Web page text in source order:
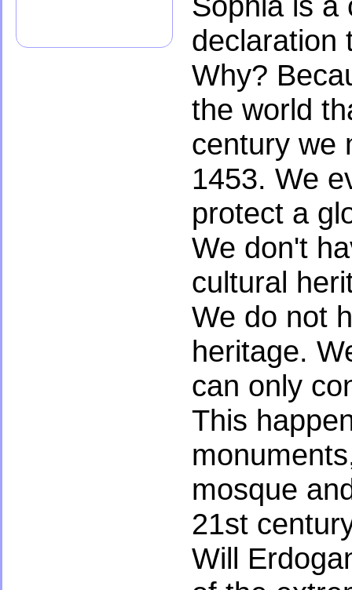
declaration
Why?
the world
century we
1453. We
protect a
We don't
cultural
We do not
heritage.
can only
This
mosque
21st
Will